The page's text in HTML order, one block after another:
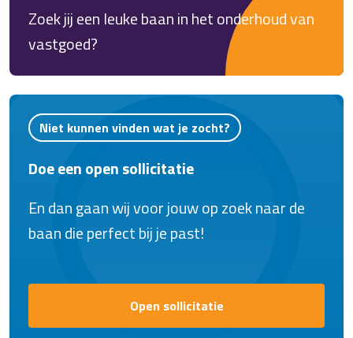
Zoek jij een leuke baan in het onderhoud van
vastgoed?
Niet kunnen vinden wat je zocht?
Doe een open sollicitatie
En dan gaan wij voor jouw op zoek naar de
baan die perfect bij je past!
Open sollicitatie